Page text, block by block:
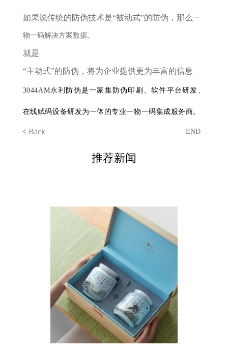
如果说传统的防伪技术是“被动式”的防伪，那么一
物一码解决方案
就是
“主动式”的防伪，将为企业提供更为丰富的信息
数据。
3044AM永利 防伪是一家集防伪印刷、软件平台研发、
在线赋码设备研发为一体的专业一物一码集成服务商。
Back - END -
推荐新闻